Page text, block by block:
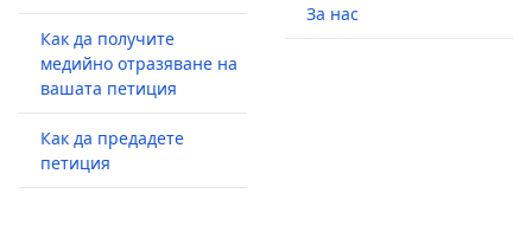
Как да получите
медийно отразяване на
вашата петиция
Как да предадете
петиция
За нас